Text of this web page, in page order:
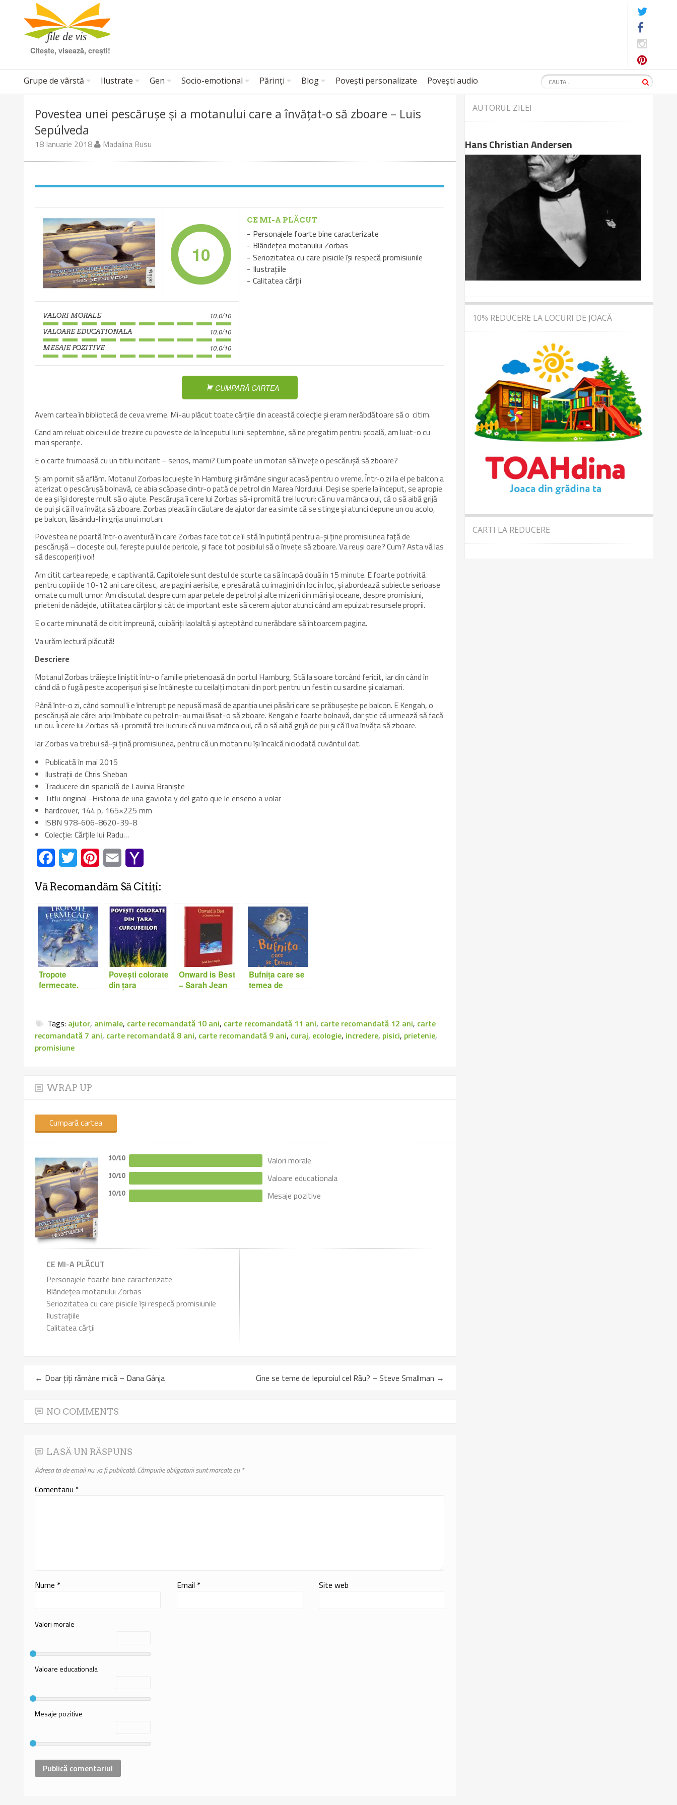
Citește, visează, crești!
Grupe de vârstă Ilustrate Gen Socio-emotional Părinți Blog Povești personalizate Povești audio
Povestea unei pescărușe și a motanului care a învățat-o să zboare – Luis
Sepúlveda
18 Ianuarie 2018 Madalina Rusu
10
VALORI MORALE 10.0/10
VALOARE EDUCATIONALA 10.0/10
MESAJE POZITIVE 10.0/10
CE MI-A PLĂCUT
Personajele foarte bine caracterizate
Blândețea motanului Zorbas
Seriozitatea cu care pisicile își respecă promisiunile
Ilustrațiile
Calitatea cărții
CUMPARĂ CARTEA
Avem cartea în bibliotecă de ceva vreme. Mi-au plăcut toate cărțile din această colecție și eram nerăbdătoare să o citim.
Cand am reluat obiceiul de trezire cu poveste de la începutul lunii septembrie, să ne pregatim pentru școală, am luat-o cu
mari speranțe.
E o carte frumoasă cu un titlu incitant – serios, mami? Cum poate un motan să învețe o pescărușă să zboare?
Și am pornit să aflăm. Motanul Zorbas locuiește în Hamburg și rămâne singur acasă pentru o vreme. Într-o zi la el pe balcon a
aterizat o pescărușă bolnavă, ce abia scăpase dintr-o pată de petrol din Marea Nordului. Deși se sperie la început, se apropie
de ea și își dorește mult să o ajute. Pescărușa îi cere lui Zorbas să-i promită trei lucruri: că nu va mânca oul, că o să aibă grijă
de pui şi că îl va învăţa să zboare. Zorbas pleacă în căutare de ajutor dar ea simte că se stinge și atunci depune un ou acolo,
pe balcon, lăsându-l în grija unui motan.
Povestea ne poartă într-o aventură în care Zorbas face tot ce îi stă în putință pentru a-și ține promisiunea față de
pescărușă – clocește oul, ferește puiul de pericole, și face tot posibilul să o învețe să zboare. Va reuși oare? Cum? Asta vă las
să descoperiți voi!
Am citit cartea repede, e captivantă. Capitolele sunt destul de scurte ca să încapă două în 15 minute. E foarte potrivită
pentru copiii de 10-12 ani care citesc, are pagini aerisite, e presărată cu imagini din loc în loc, și abordează subiecte serioase
ornate cu mult umor. Am discutat despre cum apar petele de petrol și alte mizerii din mări și oceane, despre promisiuni,
prieteni de nădejde, utilitatea cărților și cât de important este să cerem ajutor atunci când am epuizat resursele proprii.
E o carte minunată de citit împreună, cuibăriți laolaltă și așteptând cu nerăbdare să întoarcem pagina.
Va urăm lectură plăcută!
Descriere
Motanul Zorbas trăieşte liniştit într-o familie prietenoasă din portul Hamburg. Stă la soare torcând fericit, iar din când în
când dă o fugă peste acoperişuri şi se întâlneşte cu ceilalţi motani din port pentru un festin cu sardine şi calamari.
Până într-o zi, când somnul îi e întrerupt pe nepusă masă de apariţia unei păsări care se prăbuşeşte pe balcon. E Kengah, o
pescăruşă ale cărei aripi îmbibate cu petrol n-au mai lăsat-o să zboare. Kengah e foarte bolnavă, dar ştie că urmează să facă
un ou. Îi cere lui Zorbas să-i promită trei lucruri: că nu va mânca oul, că o să aibă grijă de pui şi că îl va învăţa să zboare.
Iar Zorbas va trebui să-şi ţină promisiunea, pentru că un motan nu îşi încalcă niciodată cuvântul dat.
Publicată în mai 2015
Ilustrații de Chris Sheban
Traducere din spaniolă de Lavinia Braniște
Titlu original -Historia de una gaviota y del gato que leenseño a volar
hardcover, 144 p, 165×225 mm
ISBN 978-606-8620-39-8
Colecție: Cărţile lui Radu…
Facebook
Twitter PinterestEmail
Vă Recomandăm Să Citiți:
Tropote
fermecate.
Sherman, Linda
Wingerter
Povești colorate
din țara
Onward is Best
– Sarah Jean
Bufnița care se
temea de
Tags: ajutor, animale, carte recomandată 10 ani, carte recomandată 11 ani, carte recomandată 12 ani, carte
recomandată 7 ani, carte recomandată 8 ani, carte recomandată 9 ani, curaj, ecologie, incredere, pisici, prietenie,
promisiune
WRAP UP
Cumpară cartea
10/10 Valori morale
10/10 Valoare educationala
10/10 Mesaje pozitive
CE MI-A PLĂCUT
Personajele foarte bine caracterizate
Blândețea motanului Zorbas
Seriozitatea cu care pisicile își respecă promisiunile
Ilustrațiile
Calitatea cărții
← Doar țiți rămâne mică – Dana Gânja Cine se teme de Iepuroiul cel Rău? – Steve Smallman →
NO COMMENTS
LASĂ UN RĂSPUNS
Adresa ta de email nu va fi publicată.Câmpurile obligatorii sunt marcate cu*
Comentariu *
Nume * Email * Site web
Valori morale
Valoare educationala
Mesaje pozitive
AUTORUL ZILEI
Hans Christian Andersen
10% REDUCERE LA LOCURI DE JOACĂ
CARTI LA REDUCERE